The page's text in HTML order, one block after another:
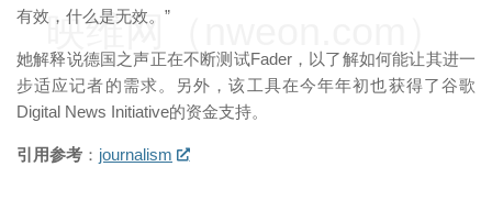
有效，什么是无效。”
她解释说德国之声正在不断测试Fader，以了解如何能让其进一
步适应记者的需求。另外，该工具在今年年初也获得了谷歌
Digital News Initiative的资金支持。
引用参考 ： journalism
映维网（nweon.com）